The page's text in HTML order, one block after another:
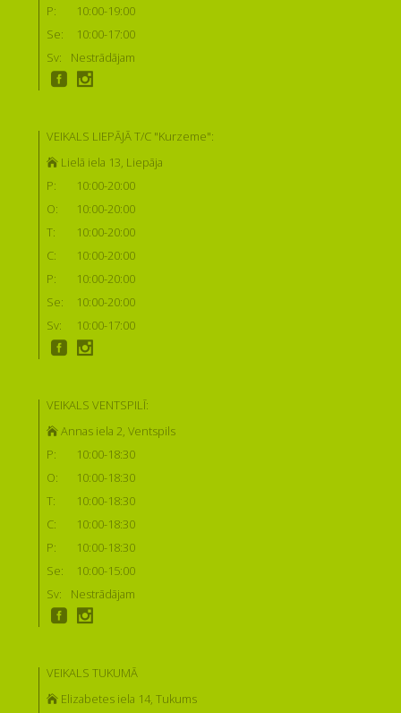
P:
10:00-19:00
Se:
10:00-17:00
Sv:
Nestrādājam
VEIKALS LIEPĀJĀ T/C "Kurzeme":
Lielā iela 13, Liepāja
P:
10:00-20:00
O:
10:00-20:00
T:
10:00-20:00
C:
10:00-20:00
P:
10:00-20:00
Se:
10:00-20:00
Sv:
10:00-17:00
VEIKALS VENTSPILĪ:
Annas iela 2, Ventspils
P:
10:00-18:30
O:
10:00-18:30
T:
10:00-18:30
C:
10:00-18:30
P:
10:00-18:30
Se:
10:00-15:00
Sv:
Nestrādājam
VEIKALS TUKUMĀ
Elizabetes iela 14, Tukums